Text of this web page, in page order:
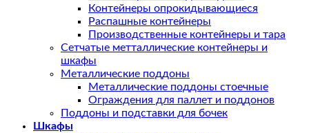
Контейнеры опрокидывающиеся
Распашные контейнеры
Производственные контейнеры и тара
Сетчатые метталлические контейнеры и
шкафы
Металлические поддоны
Металлические поддоны стоечные
Ограждения для паллет и поддонов
Поддоны и подставки для бочек
Шкафы